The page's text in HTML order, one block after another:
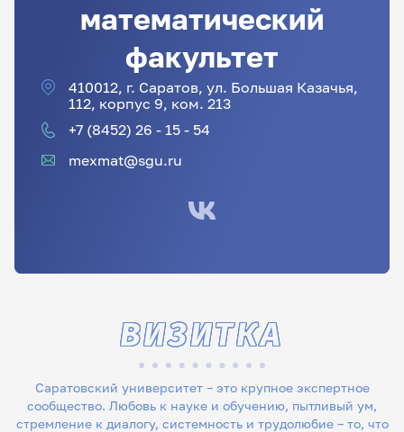
математический
факультет
410012, г. Саратов, ул. Большая Казачья,
112, корпус 9, ком. 213
+7 (8452) 26 - 15 - 54
mexmat@sgu.ru
Саратовский университет – это крупное экспертное
сообщество. Любовь к науке и обучению, пытливый ум,
стремление к диалогу, системность и трудолюбие – то, что
ВИЗИТКА